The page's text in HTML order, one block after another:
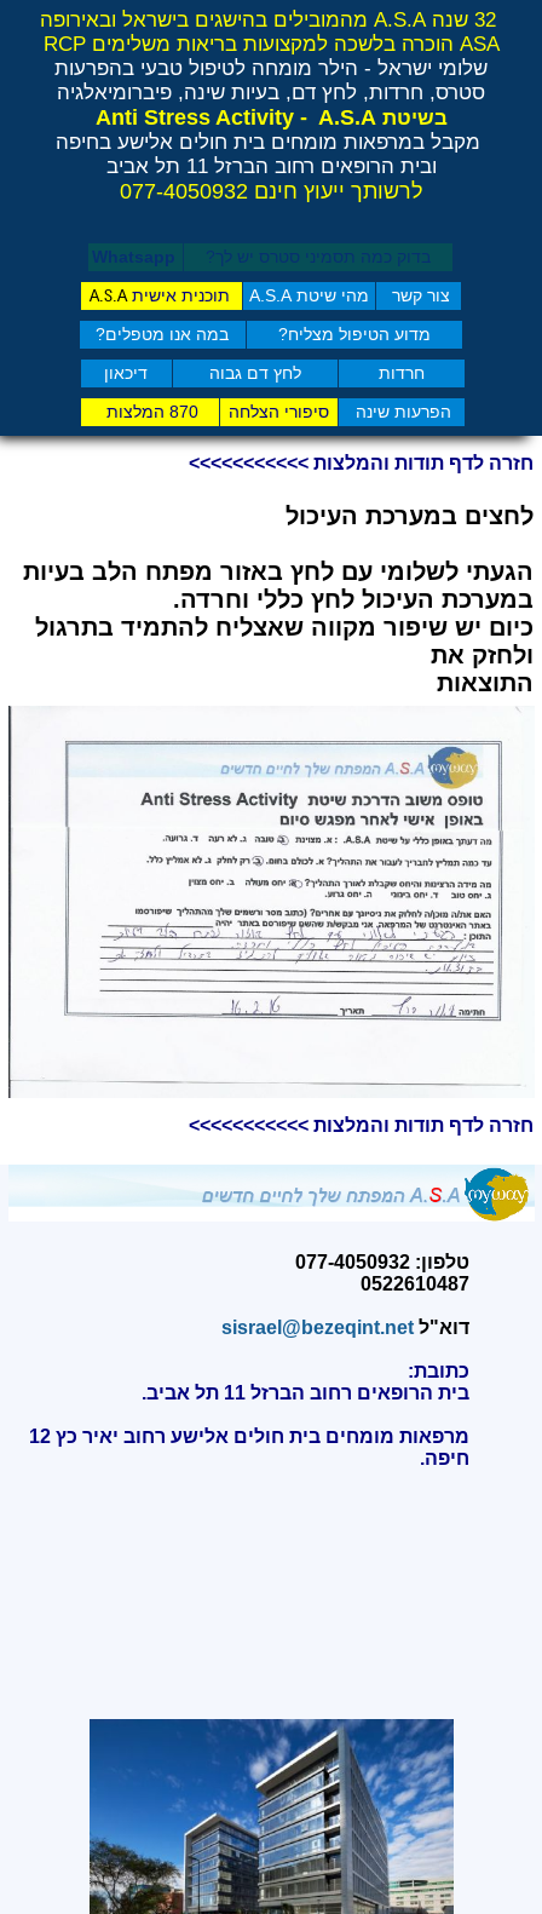
צור קשר מהי שיטת A.S.A תוכנית אישיתA.S.A
חרדות לחץ דם גבוה דיכאון
מדוע הטיפול מצליח? במה אנו מטפלים?
הפרעות שינה סיפורי הצלחה 870 המלצות
בדוק כמה תסמיני סט​רס יש לך? Whatsapp
32 שנה A.S.A מהמובילים בהישגים בישראל ובאירופה
ASA הוכרה בלשכה למקצועות בריאות משלימים RCP
שלומי ישראל - הילר מומחה לטיפול טבעי בהפרעות
סטרס, חרדות, לחץ דם, בעיות שינה, פיברומיאלגיה
בשיטת Anti Stress Activity - A.S.A
מקבל במרפאות מומחים בית חולים אלישע בחיפה
ובית הרופאים רחוב הברזל 11 תל אביב
לרשותך ייעוץ חינם 077-4050932
לחצים במערכת העיכול
הגעתי לשלומי עם לחץ באזור מפתח הלב בעיות
במערכת העיכול לחץ כללי וחרדה.
כיום יש שיפור מקווה שאצליח להתמיד בתרגול
ולחזק את
התוצאות
חזרה לדף תודות והמלצות >>>>>>>>>>>
חזרה לדף תודות והמלצות >>>>>>>>>>>
טלפון: 077-4050932
0522610487
דוא"לsisrael@bezeqint.net
כתובת:
בית הרופאים רחוב הברזל 11 תל אביב.
מרפאות מומחים בית חולים אלישע רחוב יאיר כץ 12
חיפה.